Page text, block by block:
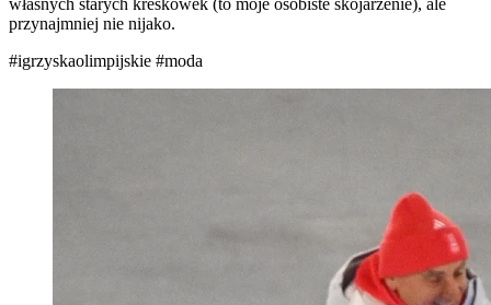
przynajmniej nie nijako.
#igrzyskaolimpijskie #moda